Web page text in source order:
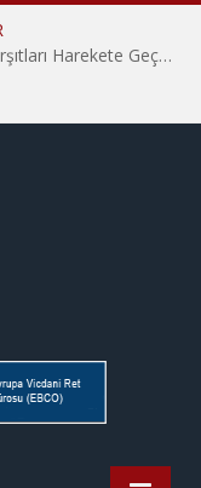
Hiroşima’nın 81. Yılında İtalyan Savaş Karşıtları Harekete Geçti: “Hatırlamak yeterli değil”